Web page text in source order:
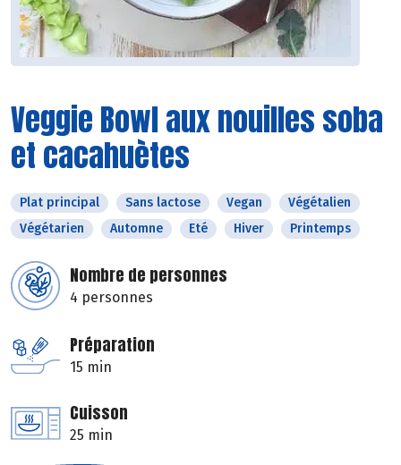
Veggie Bowl aux nouilles soba
et cacahuètes
Plat principal Sans lactose Vegan
Végétalien
Végétarien
Automne Eté Hiver Printemps
Nombre de personnes
4 personnes
Préparation
15 min
Cuisson
25 min